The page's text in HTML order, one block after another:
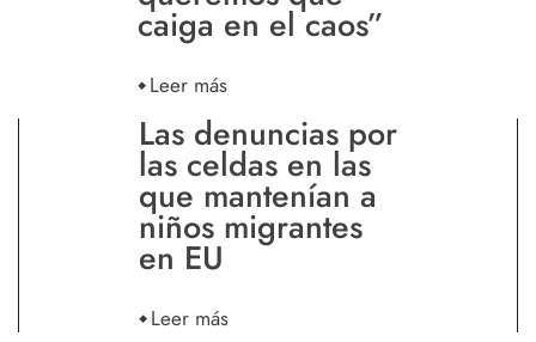
caiga en el caos”
Leer más
Las denuncias por
las celdas en las
que mantenían a
niños migrantes
en EU
Leer más